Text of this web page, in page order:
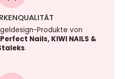
Produkte von
Perfect Nails, KIWI NAILS &
.